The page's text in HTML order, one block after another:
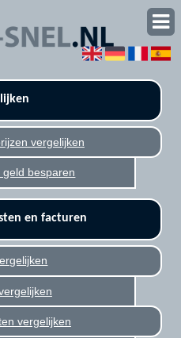
vergelijken
besparen
en facturen
vergelijken